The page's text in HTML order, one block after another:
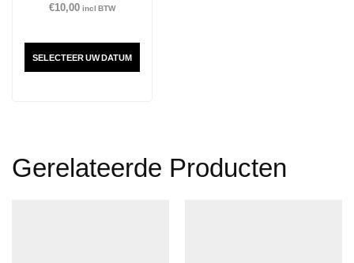
€10,00 incl BTW
SELECTEER UW DATUM
Gerelateerde Producten